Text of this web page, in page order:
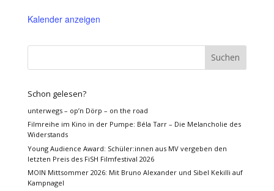
Kalender anzeigen
Schon gelesen?
unterwegs – op’n Dörp – on the road
Filmreihe im Kino in der Pumpe: Béla Tarr – Die Melancholie des
Widerstands
Young Audience Award: Schüler:innen aus MV vergeben den
letzten Preis des FiSH Filmfestival 2026
MOIN Mittsommer 2026: Mit Bruno Alexander und Sibel Kekilli auf
Kampnagel